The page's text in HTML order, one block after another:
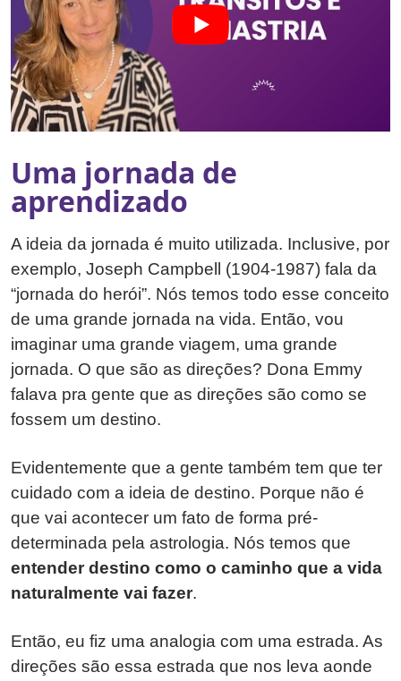
Uma jornada de
aprendizado
A ideia da jornada é muito utilizada. Inclusive, por
exemplo, Joseph Campbell (1904-1987) fala da
“jornada do herói”. Nós temos todo esse conceito
de uma grande jornada na vida. Então, vou
imaginar uma grande viagem, uma grande
jornada. O que são as direções? Dona Emmy
falava pra gente que as direções são como se
fossem um destino.
Evidentemente que a gente também tem que ter
cuidado com a ideia de destino. Porque não é
que vai acontecer um fato de forma pré-
determinada pela astrologia. Nós temos que
entender destino como o caminho que a vida
naturalmente vai fazer.
Então, eu fiz uma analogia com uma estrada. As
direções são essa estrada que nos leva aonde